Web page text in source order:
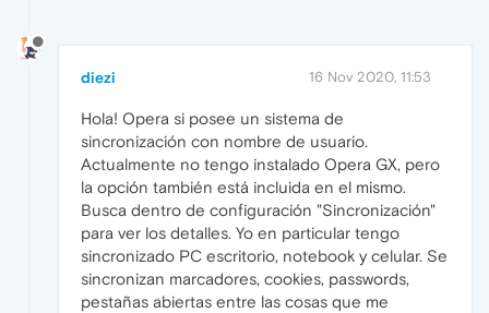
diezi 16 Nov 2020, 11:53
Hola! Opera si posee un sistema de
sincronización con nombre de usuario.
Actualmente no tengo instalado Opera GX, pero
la opción también está incluida en el mismo.
Busca dentro de configuración "Sincronización"
para ver los detalles. Yo en particular tengo
sincronizado PC escritorio, notebook y celular. Se
sincronizan marcadores, cookies, passwords,
pestañas abiertas entre las cosas que me